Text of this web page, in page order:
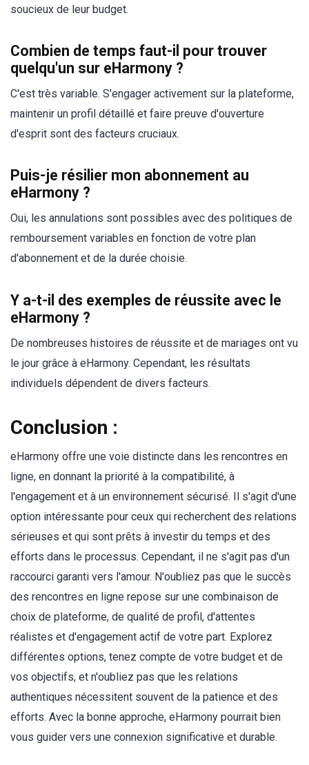
soucieux de leur budget.
Combien de temps faut-il pour trouver
quelqu'un sur eHarmony ?
C'est très variable. S'engager activement sur la plateforme,
maintenir un profil détaillé et faire preuve d'ouverture
d'esprit sont des facteurs cruciaux.
Puis-je résilier mon abonnement au
eHarmony ?
Oui, les annulations sont possibles avec des politiques de
remboursement variables en fonction de votre plan
d'abonnement et de la durée choisie.
Y a-t-il des exemples de réussite avec le
eHarmony ?
De nombreuses histoires de réussite et de mariages ont vu
le jour grâce à eHarmony. Cependant, les résultats
individuels dépendent de divers facteurs.
Conclusion :
eHarmony offre une voie distincte dans les rencontres en
ligne, en donnant la priorité à la compatibilité, à
l'engagement et à un environnement sécurisé. Il s'agit d'une
option intéressante pour ceux qui recherchent des relations
sérieuses et qui sont prêts à investir du temps et des
efforts dans le processus. Cependant, il ne s'agit pas d'un
raccourci garanti vers l'amour. N'oubliez pas que le succès
des rencontres en ligne repose sur une combinaison de
choix de plateforme, de qualité de profil, d'attentes
réalistes et d'engagement actif de votre part. Explorez
différentes options, tenez compte de votre budget et de
vos objectifs, et n'oubliez pas que les relations
authentiques nécessitent souvent de la patience et des
efforts. Avec la bonne approche, eHarmony pourrait bien
vous guider vers une connexion significative et durable.